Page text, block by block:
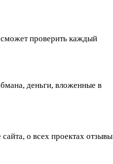
проверить каждый
деньги, вложенные в
о всех проектах отзывы